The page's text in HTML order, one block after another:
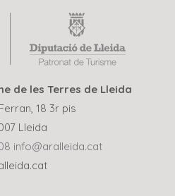
de les Terres de Lleida
18 3r pis
Lleida
info@aralleida.cat